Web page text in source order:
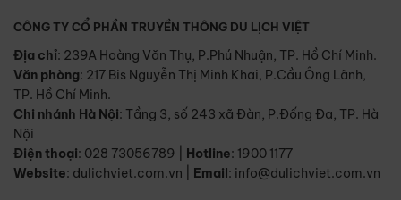
CÔNG TY CỔ PHẦN TRUYỀN THÔNG DU LỊCH VIỆT
Địa chỉ: 239A Hoàng Văn Thụ, P.Phú Nhuận, TP. Hồ Chí Minh.
Văn phòng: 217 Bis Nguyễn Thị Minh Khai, P.Cầu Ông Lãnh,
TP. Hồ Chí Minh.
Chi nhánh Hà Nội: Tầng 3, số 243 xã Đàn, P.Đống Đa, TP. Hà
Nội
Điện thoại: 028 73056789 Hotline: 1900 1177
Website: dulichviet.com.vn Email: info@dulichviet.com.vn